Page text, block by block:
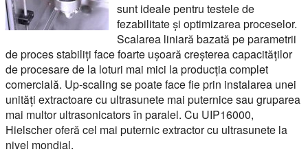
sunt ideale pentru testele de
fezabilitate și optimizarea proceselor.
Scalarea liniară bazată pe parametrii
de proces stabiliți face foarte ușoară creșterea capacităților
de procesare de la loturi mai mici la producția complet
comercială. Up-scaling se poate face fie prin instalarea unei
unități extractoare cu ultrasunete mai puternice sau gruparea
mai multor ultrasonicators în paralel. Cu UIP16000,
Hielscher oferă cel mai puternic extractor cu ultrasunete la
nivel mondial.